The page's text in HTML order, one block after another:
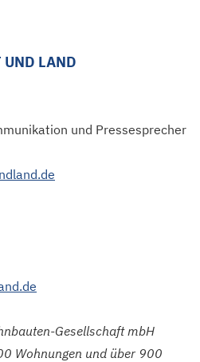
LAND
und Pressesprecher
Gesellschaft mbH
Wohnungen und über 900